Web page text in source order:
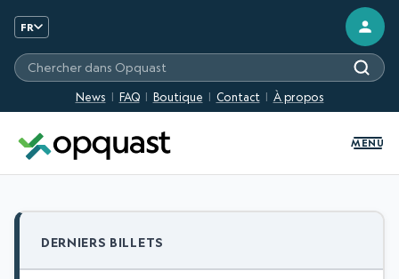
FR
News FAQ Boutique Contact À propos
Chercher sur les sites Opquast
MENU
DERNIERS BILLETS